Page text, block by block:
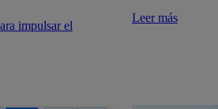
impulsar el
Leer más